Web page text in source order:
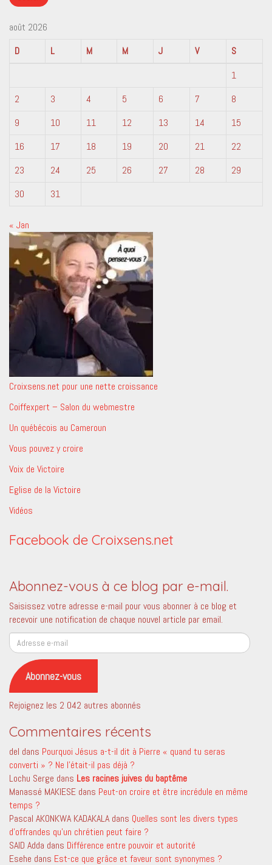
août 2026
D
L M M J V
S
1
2
3 4 5 6 7
8
9
10 11 12 13 14
15
16
17 18 19 20 21
22
23
24 25 26 27 28
29
30
31
« Jan
Croixsens.net pour une nette croissance
Coiffexpert – Salon du webmestre
Un québécois au Cameroun
Vous pouvez y croire
Voix de Victoire
Eglise de la Victoire
Vidéos
Facebook de Croixsens.net
Abonnez-vous à ce blog par e-mail.
Saisissez votre adresse e-mail pour vous abonner à ce blog et
recevoir une notification de chaque nouvel article par email.
Adresse
e-
mail
Abonnez-vous
Rejoignez les 2 042 autres abonnés
Commentaires récents
del dans Pourquoi Jésus a-t-il dit à Pierre « quand tu seras
converti » ? Ne l’était-il pas déjà ?
Lochu Serge dans Les racines juives du baptême
Manassé MAKIESE dans Peut-on croire et être incrédule en même
temps ?
Pascal AKONKWA KADAKALA dans Quelles sont les divers types
d’offrandes qu’un chrétien peut faire ?
SAID Adda dans Différence entre pouvoir et autorité
Esehe dans Est-ce que grâce et faveur sont synonymes ?